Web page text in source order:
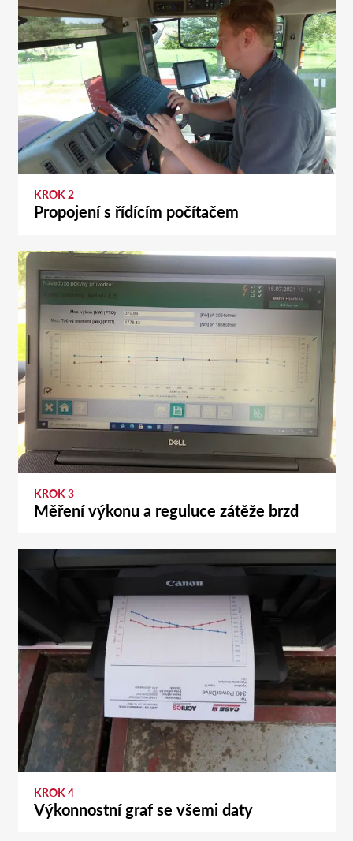
KROK 2
Propojení s řídícím počítačem
KROK 3
Měření výkonu a reguluce zátěže brzd
KROK 4
Výkonnostní graf se všemi daty